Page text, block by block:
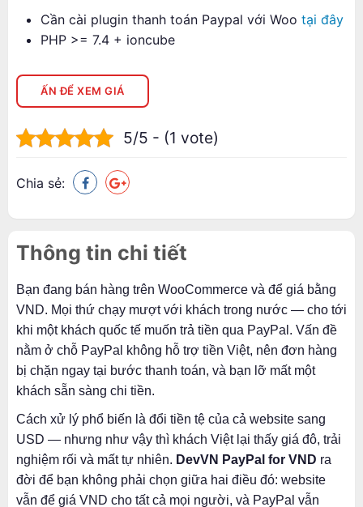
Cần cài plugin thanh toán Paypal với Woo tại đây
PHP >= 7.4 + ioncube
ẤN ĐỂ XEM GIÁ
5/5 - (1 vote)
Chia sẻ:
Thông tin chi tiết
Bạn đang bán hàng trên WooCommerce và để giá bằng
VND. Mọi thứ chạy mượt với khách trong nước — cho tới
khi một khách quốc tế muốn trả tiền qua PayPal. Vấn đề
nằm ở chỗ PayPal không hỗ trợ tiền Việt, nên đơn hàng
bị chặn ngay tại bước thanh toán, và bạn lỡ mất một
khách sẵn sàng chi tiền.
Cách xử lý phổ biến là đổi tiền tệ của cả website sang
USD — nhưng như vậy thì khách Việt lại thấy giá đô, trải
nghiệm rối và mất tự nhiên. DevVN PayPal for VND ra
đời để bạn không phải chọn giữa hai điều đó: website
vẫn để giá VND cho tất cả mọi người, và PayPal vẫn